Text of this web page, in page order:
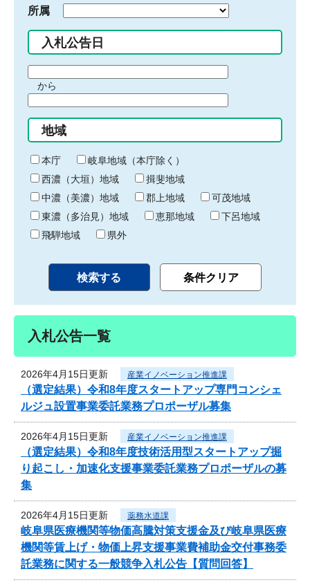
所属
入札公告日
間
始
り
から
間
終
わ
り
地域
本庁
岐阜地域（本庁除く）
西濃（大垣）地域
揖斐地域
中濃（美濃）地域
郡上地域
可茂地域
東濃（多治見）地域
恵那地域
下呂地域
飛騨地域
県外
入札公告一覧
2026年4月15日更新 産業イノベーション推進課
（選定結果）令和8年度スタートアップ専門コンシェ
ルジュ設置事業委託業務プロポーザル募集
2026年4月15日更新 産業イノベーション推進課
（選定結果）令和8年度技術活用型スタートアップ掘
り起こし・加速化支援事業委託業務プロポーザルの募
集
2026年4月15日更新 薬務水道課
岐阜県医療機関等物価高騰対策支援金及び岐阜県医療
機関等賃上げ・物価上昇支援事業費補助金交付事務委
託業務に関する一般競争入札公告【質問回答】